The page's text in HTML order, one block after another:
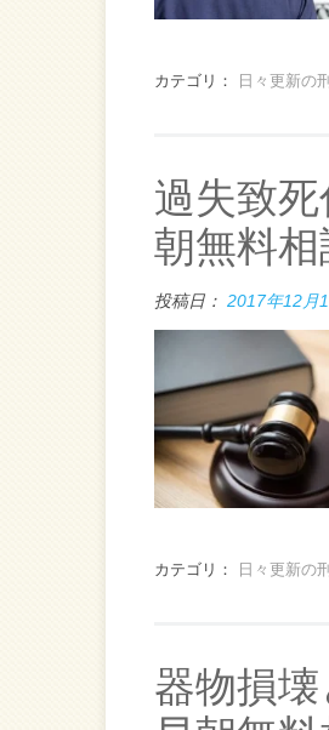
カテゴリ： 日々更新の
過失致
朝無料相
投稿日： 2017年12月
カテゴリ： 日々更新の
器物損